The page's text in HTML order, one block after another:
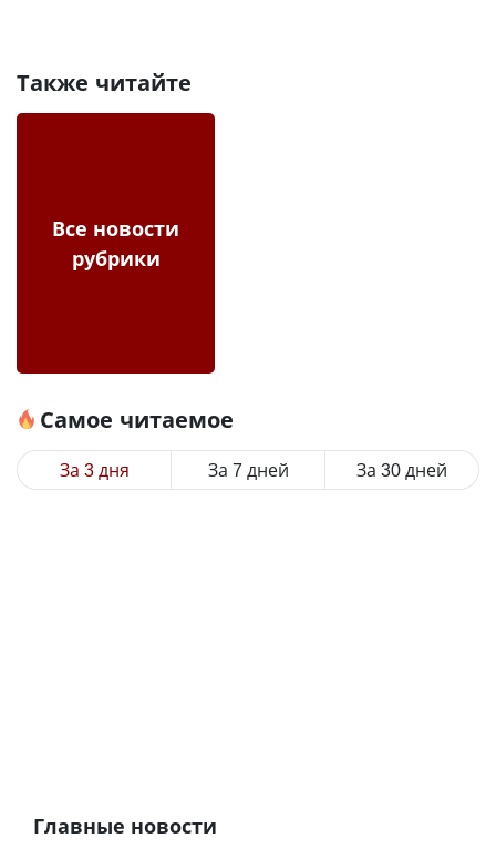
Также читайте
Все новости
рубрики
Самое читаемое
За 3 дня За 7 дней За 30 дней
Главные новости